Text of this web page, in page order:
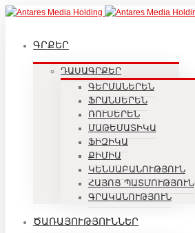
ԳՐՔԵՐ
ԴԱՍԱԳՐՔԵՐ
ԳԵՐՄԱՆԵՐԵՆ
ՖՐԱՆՍԵՐԵՆ
ՌՈՒՍԵՐԵՆ
ՄԱԹԵՄԱՏԻԿԱ
ՖԻԶԻԿԱ
ՔԻՄԻԱ
ԿԵՆՍԱԲԱՆՈՒԹՅՈՒՆ
ՀԱՅՈՑ ՊԱՏՄՈՒԹՅՈՒՆ
ԳՐԱԿԱՆՈՒԹՅՈՒՆ
ԾԱՌԱՅՈՒԹՅՈՒՆՆԵՐ